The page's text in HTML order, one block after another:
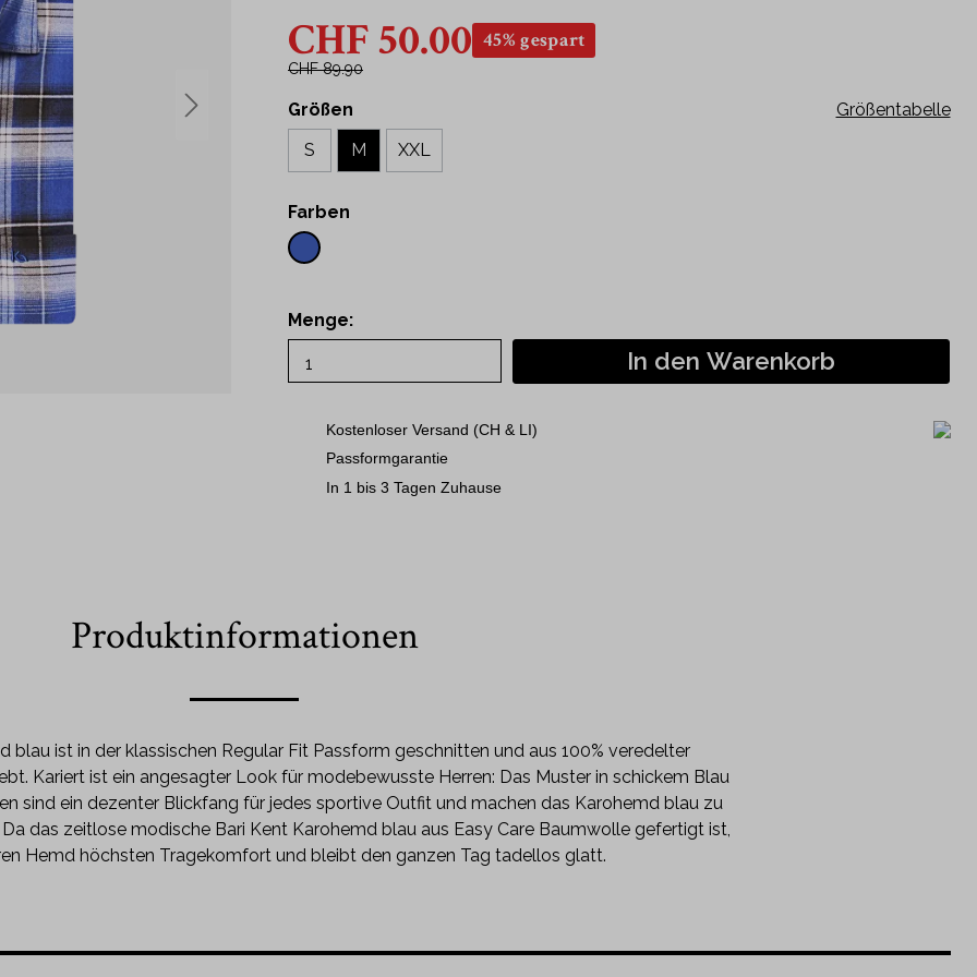
Philipp Fankhauser Kollektion
44
45
46
48
2XL
CHF 50.00 45% gespart
CHF 89.90
Größentabelle
Größen
M
S XXL
Farben
Menge:
In den Warenkorb
Kostenloser Versand (CH & LI)
Passformgarantie
In 1 bis 3 Tagen Zuhause
Produktinformationen
blau ist in der klassischen Regular Fit Passform geschnitten und aus 100% veredelter
Kariert ist ein angesagter Look für modebewusste Herren: Das Muster in schickem Blau
sind ein dezenter Blickfang für jedes sportive Outfit und machen das Karohemd blau zu
das zeitlose modische Bari Kent Karohemd blau aus Easy Care Baumwolle gefertigt ist,
Hemd höchsten Tragekomfort und bleibt den ganzen Tag tadellos glatt.